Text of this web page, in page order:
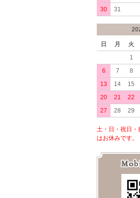
30
31
日 月 火
1
6
7 8
13
14 15
20
21 22
27
28 29
土・日・祝日
はお休みです。